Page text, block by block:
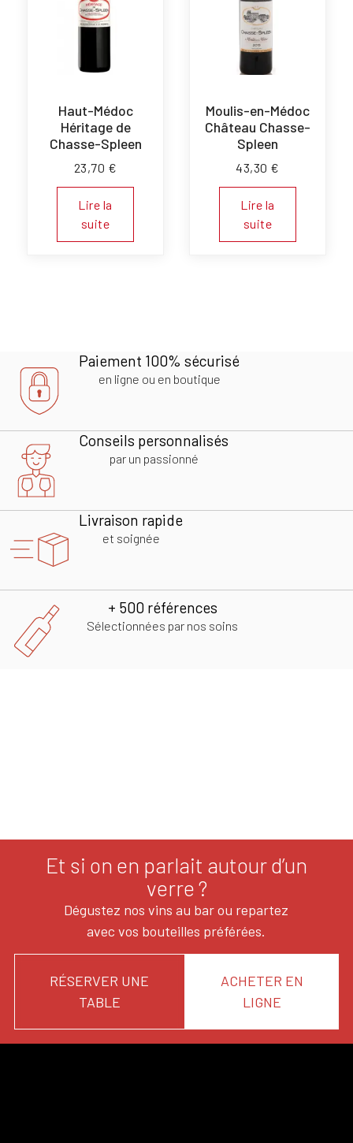
Haut-Médoc
Héritage de
Chasse-Spleen
23,70 €
Lire la
suite
Moulis-en-Médoc
Château Chasse-
Spleen
43,30 €
Lire la
suite
Paiement 100% sécurisé
en ligne ou en boutique
Conseils personnalisés
par un passionné
Livraison rapide
et soignée
+ 500 références
Sélectionnées par nos soins
Et si on en parlait autour d’un
verre ?
Dégustez nos vins au bar ou repartez
avec vos bouteilles préférées.
RÉSERVER UNE
TABLE
ACHETER EN
LIGNE